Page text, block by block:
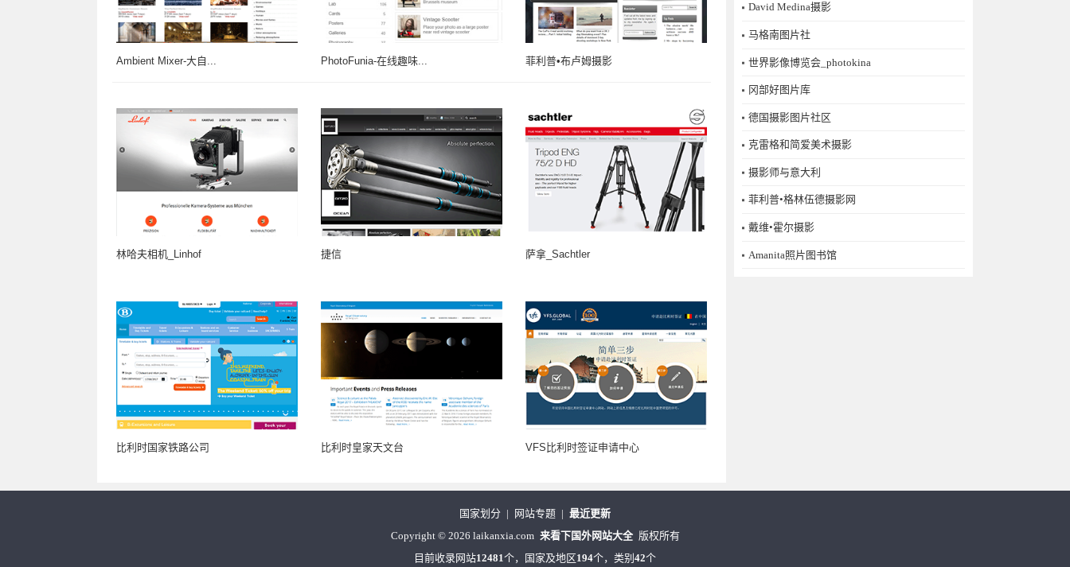
Ambient Mixer-大自... PhotoFunia-在线趣味... 菲利普•布卢姆摄影
林哈夫相机_Linhof 捷信 萨拿_Sachtler
比利时国家铁路公司 比利时皇家天文台 VFS比利时签证申请中心
David Medina摄影
马格南图片社
世界影像博览会_photokina
冈部好图片库
德国摄影图片社区
克雷格和简爱美术摄影
摄影师与意大利
菲利普•格林伍德摄影网
戴维•霍尔摄影
Amanita照片图书馆
国家划分 | 网站专题 | 最近更新
Copyright ©2026 laikanxia.com 来看下国外网站大全 版权所有
目前收录网站12481个，国家及地区194个，类别 42个